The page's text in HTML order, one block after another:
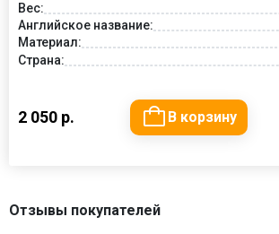
Вес:
Английское название:
Материал:
Страна:
2 050 р. В корзину
Отзывы покупателей